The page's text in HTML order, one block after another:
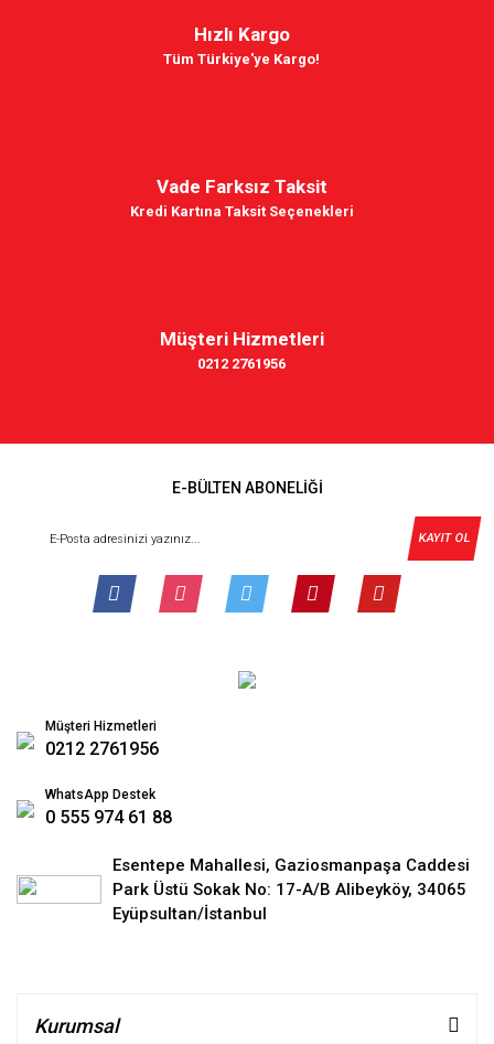
Hızlı Kargo
Tüm Türkiye'ye Kargo!
Vade Farksız Taksit
Kredi Kartına Taksit Seçenekleri
Müşteri Hizmetleri
0212 2761956
E-BÜLTEN ABONELİĞİ
KAYIT OL
Müşteri Hizmetleri
0212 2761956
WhatsApp Destek
0 555 974 61 88
Esentepe Mahallesi, Gaziosmanpaşa Caddesi
Park Üstü Sokak No: 17-A/B Alibeyköy, 34065
Eyüpsultan/İstanbul
Kurumsal